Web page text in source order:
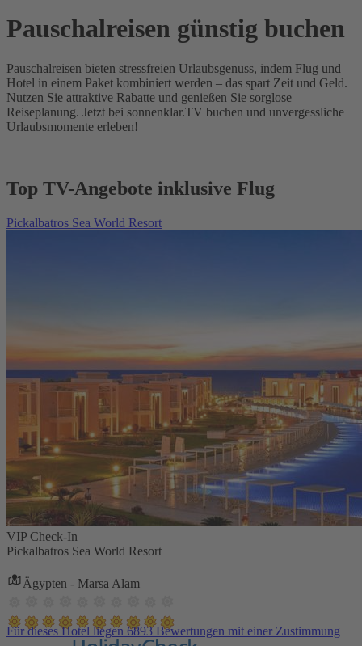
Pauschalreisen günstig buchen
Pauschalreisen bieten stressfreien Urlaubsgenuss, indem Flug und
Hotel in einem Paket kombiniert werden – das spart Zeit und Geld.
Nutzen Sie attraktive Rabatte und genießen Sie sorglose
Reiseplanung. Jetzt bei sonnenklar.TV buchen und unvergessliche
Urlaubsmomente erleben!
Top TV-Angebote inklusive Flug
Pickalbatros Sea World Resort
VIP Check-In
Pickalbatros Sea World Resort
Ägypten - Marsa Alam
Für dieses Hotel liegen 6893 Bewertungen mit einer Zustimmung